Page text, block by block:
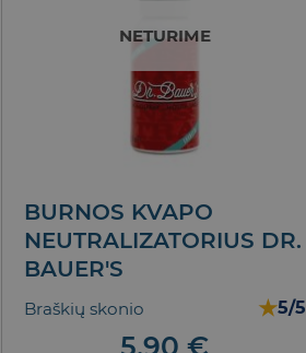
NETURIME
BURNOS KVAPO
NEUTRALIZATORIUS DR.
BAUER'S
Braškių skonio ★5/5